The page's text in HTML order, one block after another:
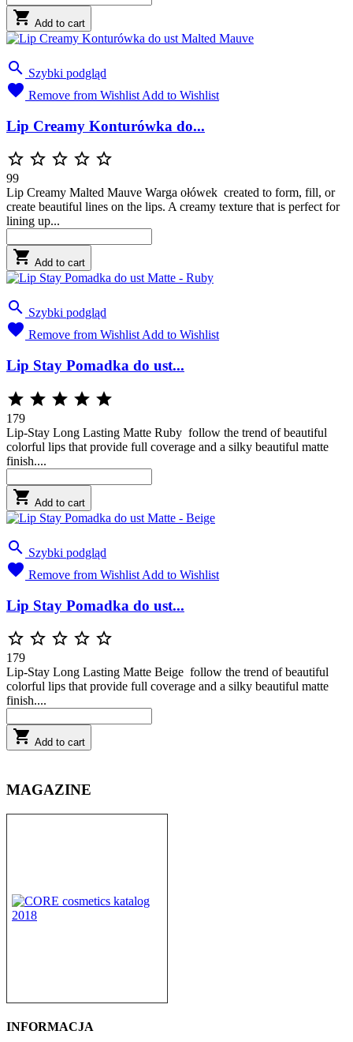
 Add to cart
 Szybki podgląd
 Remove from Wishlist Add to Wishlist
Lip Creamy Konturówka do...
    
99
Lip Creamy Malted Mauve Warga ołówek created to form, fill, or
create beautiful lines on the lips. A creamy texture that is perfect for
lining up...
 Add to cart
 Szybki podgląd
 Remove from WishlistAdd to Wishlist
Lip Stay Pomadka do ust...
    
179
Lip-Stay Long Lasting Matte Ruby follow the trend of beautiful
colorful lips that provide full coverage and a silky beautiful matte
finish....
 Add to cart
 Szybki podgląd
 Remove from Wishlist Add to Wishlist
Lip Stay Pomadka do ust...
    
179
Lip-Stay Long Lasting Matte Beige follow the trend of beautiful
colorful lips that provide full coverage and a silky beautiful matte
finish....
 Add to cart
MAGAZINE
INFORMACJA